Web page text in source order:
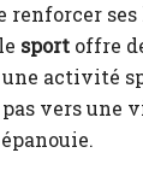
renforcer
sport offre
activité
vers une